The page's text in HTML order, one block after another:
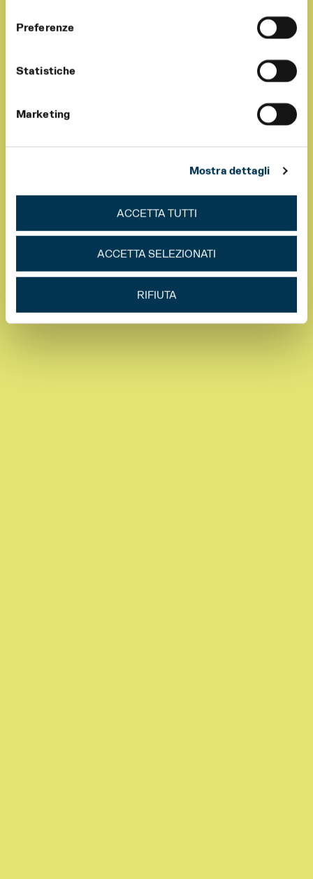
Preferenze
Statistiche
Marketing
Mostra dettagli
ACCETTA TUTTI
ACCETTA SELEZIONATI
RIFIUTA